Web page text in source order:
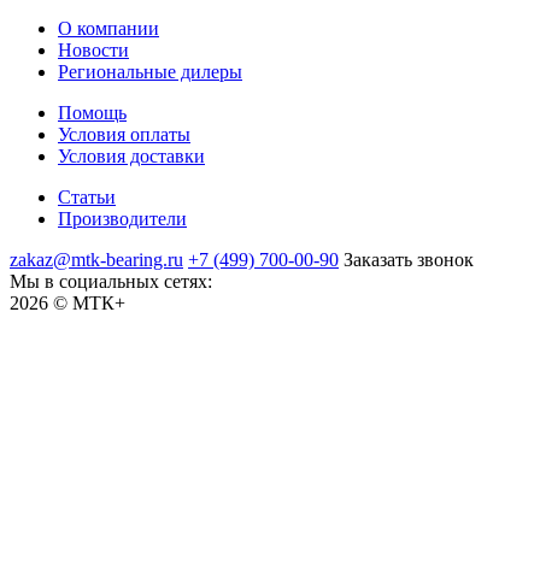
О компании
Новости
Региональные дилеры
Помощь
Условия оплаты
Условия доставки
Статьи
Производители
zakaz@mtk-bearing.ru +7 (499) 700-00-90 Заказать звонок
Мы в социальных сетях:
2026 © МТК+